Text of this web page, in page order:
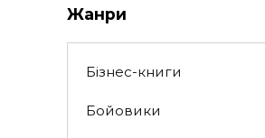
Жанри
Бізнес-книги
Бойовики